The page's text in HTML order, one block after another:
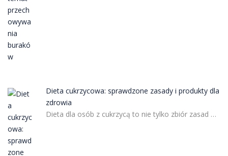
Dieta cukrzycowa: sprawdzone zasady i produkty dla
zdrowia
Dieta dla osób z cukrzycą to nie tylko zbiór zasad …